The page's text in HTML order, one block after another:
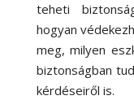
teheti
hogyan
meg, milyen
biztonságban
kérdéseiről is.